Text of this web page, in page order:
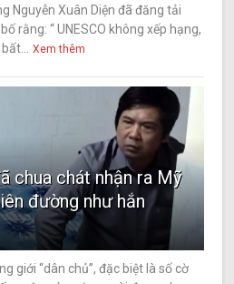
Nguyễn Xuân Diện đã đăng tải
rằng: “ UNESCO không xếp hạng,
Xem thêm
chua chát nhận ra Mỹ
đường như hắn
giới “dân chủ”, đặc biệt là số cờ